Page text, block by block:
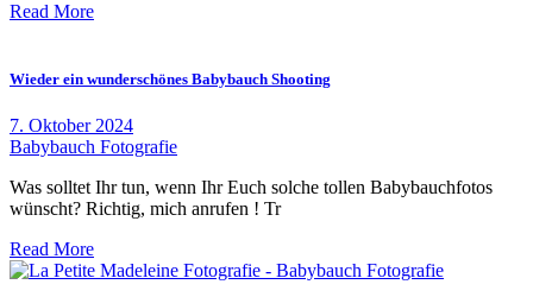
Read More
Wieder ein wunderschönes Babybauch Shooting
7. Oktober 2024
Babybauch Fotografie
Was solltet Ihr tun, wenn Ihr Euch solche tollen Babybauchfotos
wünscht? Richtig, mich anrufen ! Tr
Read More